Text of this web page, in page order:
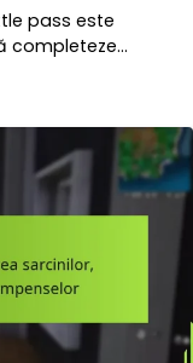
pass este
completeze…